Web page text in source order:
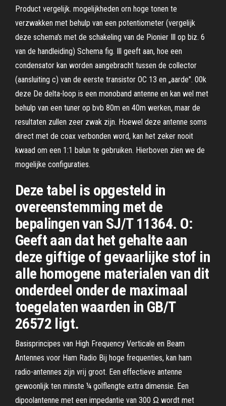
Product vergelijk. mogelijkheden orn hoge tonen te
verzwakken met behulp van een potentiometer (vergelijk
deze schema's met de schakeling van de Pionier Ill op biz. 6
van de handleiding) Schema fig. Ill geeft aan, hoe een
condensator kan worden aangebracht tussen de collector
(aansluiting c) van de eerste transistor OC 13 en „aarde". 00k
deze De delta-loop is een monoband antenne en kan wel met
behulp van een tuner op bvb 80m en 40m werken, maar de
resultaten zullen zeer zwak zijn. Hoewel deze antenne soms
direct met de coax verbonden word, kan het zeker nooit
kwaad om een 1:1 balun te gebruiken. Hierboven zien we de
mogelijke configuraties.
Deze tabel is opgesteld in
overeenstemming met de
bepalingen van SJ/T 11364. O:
Geeft aan dat het gehalte aan
deze giftige of gevaarlijke stof in
alle homogene materialen van dit
onderdeel onder de maximaal
toegelaten waarden in GB/T
26572 ligt.
Basisprincipes van High Frequency Verticale en Beam
Antennes voor Ham Radio Bij hoge frequenties, kan ham
radio-antennes zijn vrij groot. Een effectieve antenne
gewoonlijk ten minste ¼ golflengte extra dimensie. Een
dipoolantenne met een impedantie van 300 Ω wordt met